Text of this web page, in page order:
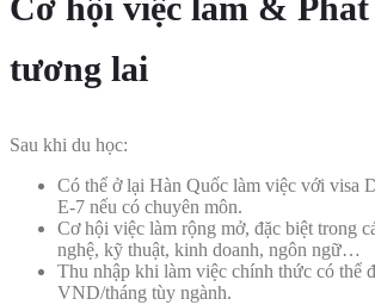
Cơ hội việc làm &
tương lai
Sau khi du học:
Có thể ở lại Hàn Quốc làm việc với visa
E-7 nếu có chuyên môn.
Cơ hội việc làm rộng mở, đặc biệt trong
nghệ, kỹ thuật, kinh doanh, ngôn ngữ…
Thu nhập khi làm việc chính thức có thể
VND/tháng tùy ngành.